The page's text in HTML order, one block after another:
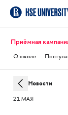
Приёмная
О школе
Новости
21 МАЯ